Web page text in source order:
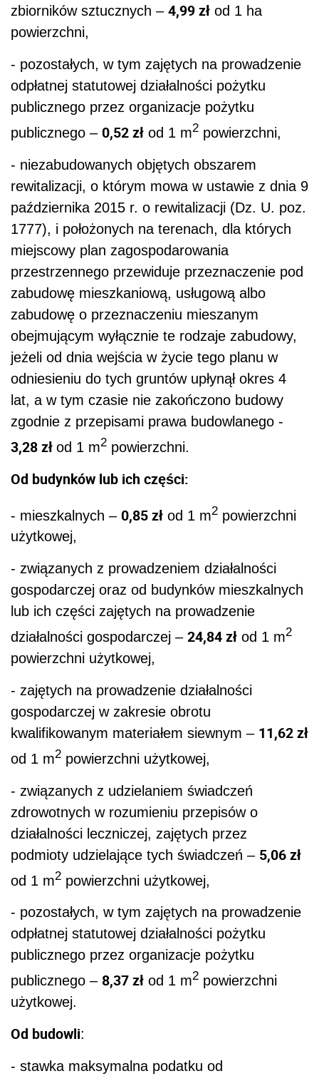
zbiorników sztucznych – 4,99 zł od 1 ha
powierzchni,
- pozostałych, w tym zajętych na prowadzenie
odpłatnej statutowej działalności pożytku
publicznego przez organizacje pożytku
publicznego – 0,52 zł od 1 m2 powierzchni,
- niezabudowanych objętych obszarem
rewitalizacji, o którym mowa w ustawie z dnia 9
października 2015 r. o rewitalizacji (Dz. U. poz.
1777), i położonych na terenach, dla których
miejscowy plan zagospodarowania
przestrzennego przewiduje przeznaczenie pod
zabudowę mieszkaniową, usługową albo
zabudowę o przeznaczeniu mieszanym
obejmującym wyłącznie te rodzaje zabudowy,
jeżeli od dnia wejścia w życie tego planu w
odniesieniu do tych gruntów upłynął okres 4
lat, a w tym czasie nie zakończono budowy
zgodnie z przepisami prawa budowlanego -
3,28 zł od 1 m2 powierzchni.
Od budynków lub ich części:
- mieszkalnych – 0,85 zł od 1 m2 powierzchni
użytkowej,
- związanych z prowadzeniem działalności
gospodarczej oraz od budynków mieszkalnych
lub ich części zajętych na prowadzenie
działalności gospodarczej – 24,84 zł od 1 m2
powierzchni użytkowej,
- zajętych na prowadzenie działalności
gospodarczej w zakresie obrotu
kwalifikowanym materiałem siewnym – 11,62 zł
od 1 m2 powierzchni użytkowej,
- związanych z udzielaniem świadczeń
zdrowotnych w rozumieniu przepisów o
działalności leczniczej, zajętych przez
podmioty udzielające tych świadczeń – 5,06 zł
od 1 m2 powierzchni użytkowej,
- pozostałych, w tym zajętych na prowadzenie
odpłatnej statutowej działalności pożytku
publicznego przez organizacje pożytku
publicznego – 8,37 zł od 1 m2 powierzchni
użytkowej.
Od budowli:
- stawka maksymalna podatku od